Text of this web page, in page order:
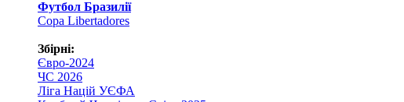
Футбол Бразилії
Copa Libertadores
Збірні:
Євро-2024
ЧС 2026
Ліга Націй УЄФА